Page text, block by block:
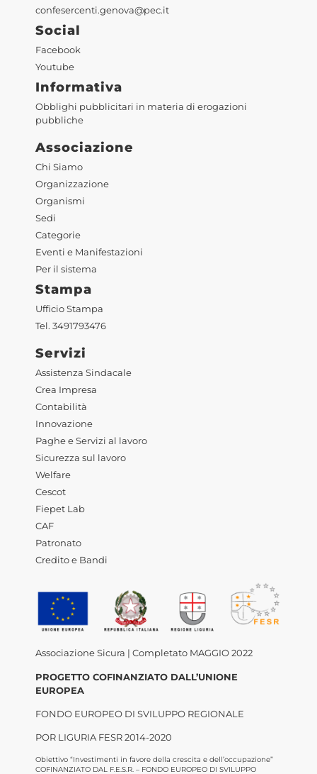
confesercenti.genova@pec.it
Social
Facebook
Youtube
Informativa
Obblighi pubblicitari in materia di erogazioni
pubbliche
Associazione
Chi Siamo
Organizzazione
Organismi
Sedi
Categorie
Eventi e Manifestazioni
Per il sistema
Stampa
Ufficio Stampa
Tel. 3491793476
Servizi
Assistenza Sindacale
Crea Impresa
Contabilità
Innovazione
Paghe e Servizi al lavoro
Sicurezza sul lavoro
Welfare
Cescot
Fiepet Lab
CAF
Patronato
Credito e Bandi
Associazione Sicura | Completato MAGGIO 2022
PROGETTO COFINANZIATO DALL’UNIONE
EUROPEA
FONDO EUROPEO DI SVILUPPO REGIONALE
POR LIGURIA FESR 2014-2020
Obiettivo “Investimenti in favore della crescita e dell’occupazione”
COFINANZIATO DAL F.E.S.R. – FONDO EUROPEO DI SVILUPPO